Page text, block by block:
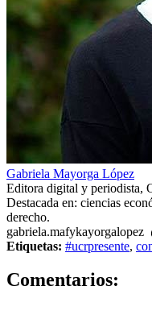
Gabriela Mayorga López
Editora digital y periodista,
Destacada en: ciencias
derecho.
gabriela.mafykayorgalopez
Etiquetas: #ucrpresente,
Comentarios: